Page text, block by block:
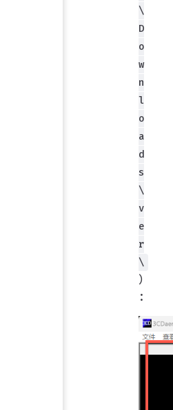
\
D
o
w
n
l
o
a
d
s
\
v
e
r
\
）
：